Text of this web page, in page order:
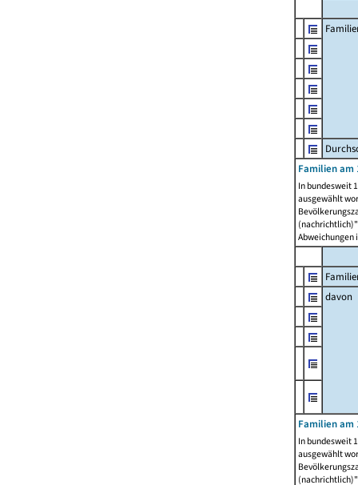
Familien am
In bundesweit
ausgewählt
Abweichungen
davon
Familien am
In bundesweit
ausgewählt